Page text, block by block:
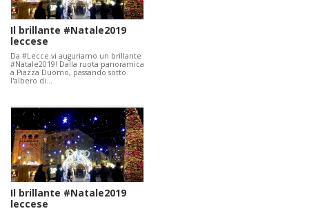
Il brillante #Natale2019
leccese
Da #Lecce vi auguriamo un brillante
#Natale2019! Dalla ruota panoramica
a Piazza Duomo, passando sotto
l'albero di…
Il brillante #Natale2019
leccese